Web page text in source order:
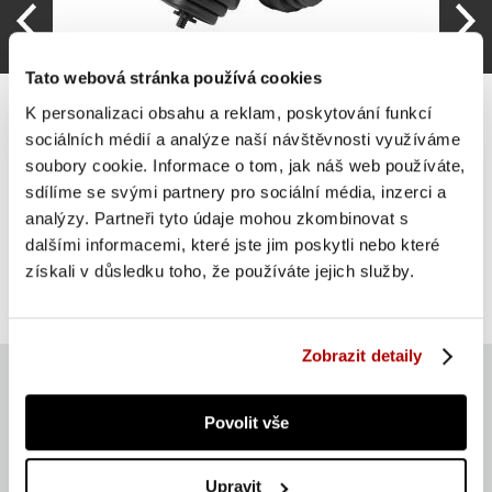
Tato webová stránka používá cookies
K personalizaci obsahu a reklam, poskytování funkcí
sociálních médií a analýze naší návštěvnosti využíváme
soubory cookie. Informace o tom, jak náš web používáte,
sdílíme se svými partnery pro sociální média, inzerci a
analýzy. Partneři tyto údaje mohou zkombinovat s
dalšími informacemi, které jste jim poskytli nebo které
získali v důsledku toho, že používáte jejich služby.
Zobrazit detaily
Povolit vše
Upravit
Gyronetics sada jednoručních činek, plast, 30 kg, 25
mm
SUPER CENA
847 Kč
Do košíku
Aktuálně